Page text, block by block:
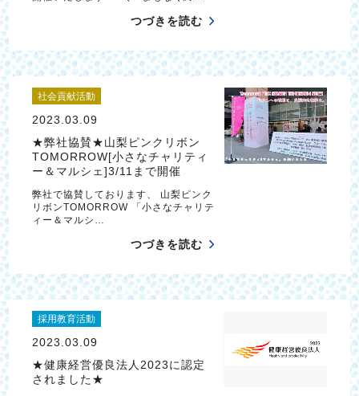
つづきを読む
社会貢献活動
2023.03.09
★弊社協賛★山梨ピンクリボン
TOMORROW[小さなチャリティ
ー＆マルシェ]3/11まで開催
弊社で協賛しております、 山梨ピンク
リボンTOMORROW 「小さなチャリテ
ィー＆マルシ…
つづきを読む
採用教育活動
2023.03.09
★健康経営優良法人2023に認定
されました★